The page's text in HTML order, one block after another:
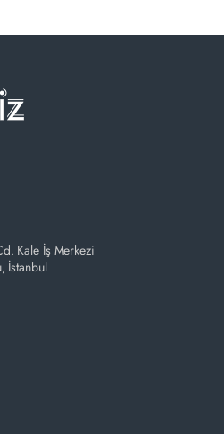
Kale İş Merkezi
İstanbul